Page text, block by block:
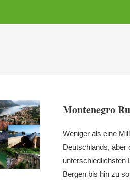
Montenegro
Weniger als eine
Deutschlands, aber
unterschiedlichsten
Bergen bis hin zu